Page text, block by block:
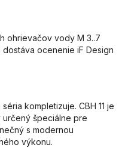
ohrievačov vody M 3..7
ocenenie iF Design
kompletizuje. CBH 11 je
špeciálne pre
s modernou
výkonu.